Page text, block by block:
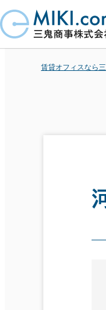
賃貸オフィスなら